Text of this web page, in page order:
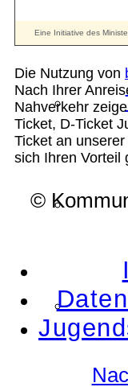
Die Nutzung von
Nach Ihrer
Nahverkehr
Ticket, D-Ticket
Ticket an
sich Ihren Vorteil
©